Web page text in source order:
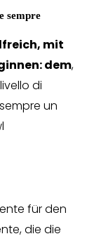
sempre
mit
dem,
di
un
für den
die die